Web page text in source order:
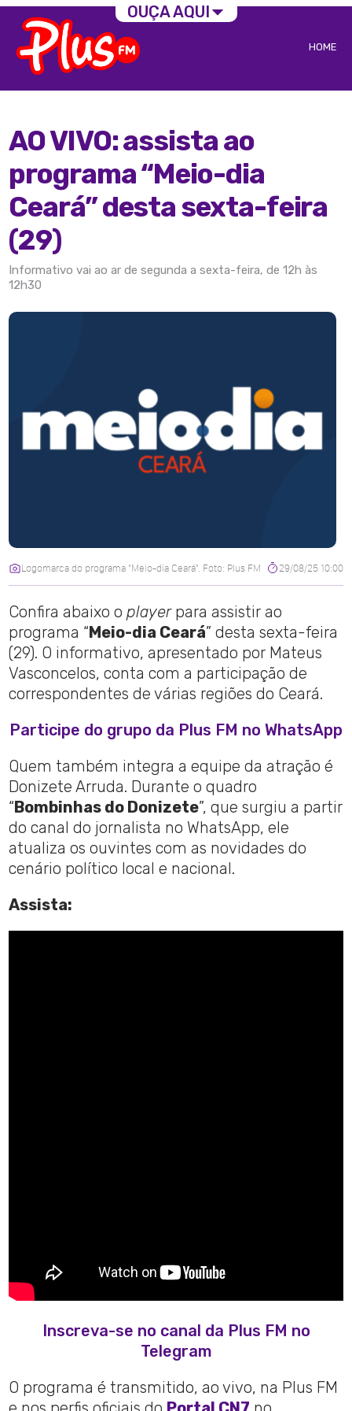
HOME
AO VIVO: assista ao
programa “Meio-dia
Ceará” desta sexta-feira
(29)
Informativo vai ao ar de segunda a sexta-feira, de 12h às
12h30
Logomarca do programa "Meio-dia Ceará". Foto: Plus FM 29/08/25 10:00
Confira abaixo oplayer para assistir ao
programa “ Meio-dia Ceará” desta sexta-feira
(29). O informativo, apresentado por Mateus
Vasconcelos, conta com a participação de
correspondentes de várias regiões do Ceará.
Participe do grupo da Plus FM no WhatsApp
Quem também integra a equipe da atração é
Donizete Arruda. Durante o quadro
“ Bombinhas do Donizete”, que surgiu a partir
do canal do jornalista no WhatsApp, ele
atualiza os ouvintes com as novidades do
cenário político local e nacional.
Assista:
Inscreva-se no canal da Plus FM no
Telegram
O programa é transmitido, ao vivo, na Plus FM
OUÇA AQUI